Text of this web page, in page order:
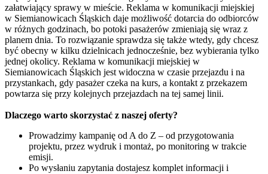
załatwiający sprawy w mieście. Reklama w komunikacji miejskiej
w Siemianowicach Śląskich daje możliwość dotarcia do odbiorców
w różnych godzinach, bo potoki pasażerów zmieniają się wraz z
planem dnia. To rozwiązanie sprawdza się także wtedy, gdy chcesz
być obecny w kilku dzielnicach jednocześnie, bez wybierania tylko
jednej okolicy. Reklama w komunikacji miejskiej w
Siemianowicach Śląskich jest widoczna w czasie przejazdu i na
przystankach, gdy pasażer czeka na kurs, a kontakt z przekazem
powtarza się przy kolejnych przejazdach na tej samej linii.
Dlaczego warto skorzystać z naszej oferty?
Prowadzimy kampanię od A do Z – od przygotowania
projektu, przez wydruk i montaż, po monitoring w trakcie
emisji.
Po wysłaniu zapytania dostajesz komplet informacji i